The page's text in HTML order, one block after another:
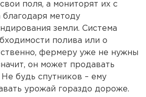
поля, а мониторят их с
методу
земли. Система
полива или о
фермеру уже не нужны
он может продавать
будь спутников – ему
урожай гораздо дороже.